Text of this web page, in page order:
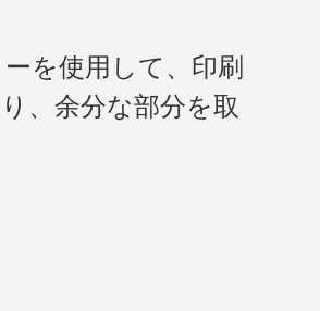
を使用して、印刷
、余分な部分を取